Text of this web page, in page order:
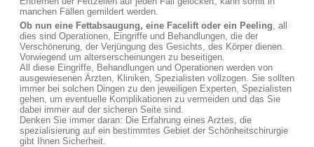
manchen Fällen gemildert werden.
Ob nun eine Fettabsaugung, eine Facelift oder ein Peeling, all
dies sind Operationen, Eingriffe und Behandlungen, die der
Verschönerung, der Verjüngung des Gesichts, des Körper dienen.
Vorwiegend um alterserscheinungen zu beseitigen.
All diese Eingriffe, Behandlungen und Operationen werden von
ausgewiesenen Ärzten, Kliniken, Spezialisten vollzogen. Sie sollten
immer bei solchen Dingen zu den jeweiligen Experten, Spezialisten
gehen, um eventuelle Komplikationen zu vermeiden und das Sie
dabei immer auf der sicheren Seite sind.
Denken Sie immer daran: Die Erfahrung eines Arztes, die
spezialisierung auf ein bestimmtes Gebiet der Schönheitschirurgie
gibt Ihnen Sicherheit.